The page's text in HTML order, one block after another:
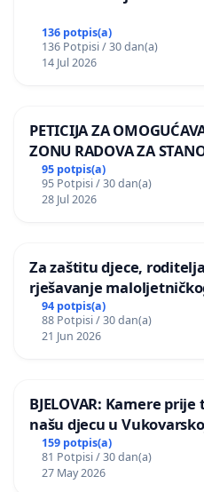
136 potpis(a)
136 Potpisi / 30 dan(a)
14 Jul 2026
PETICIJA ZA
ZONU RADOVA ZA
Kamensko i Lemić Brdo
95 potpis(a)
95 Potpisi / 30 dan(a)
28 Jul 2026
Za zaštitu djece,
rješavanje
94 potpis(a)
88 Potpisi / 30 dan(a)
21 Jun 2026
BJELOVAR: Kamere
našu djecu u
159 potpis(a)
81 Potpisi / 30 dan(a)
27 May 2026